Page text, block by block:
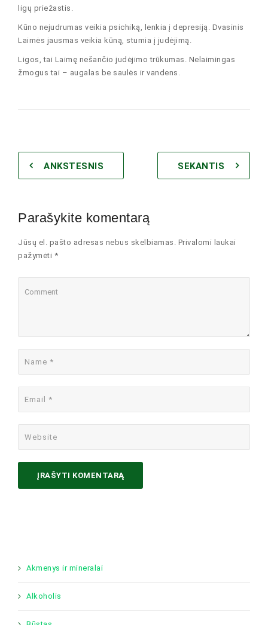
ligų priežastis.
Kūno nejudrumas veikia psichiką, lenkia į depresiją. Dvasinis
Laimės jausmas veikia kūną, stumia į judėjimą.
Ligos, tai Laimę nešančio judėjimo trūkumas. Nelaimingas
žmogus tai – augalas be saulės ir vandens.
ANKSTESNIS SEKANTIS
Parašykite komentarą
Jūsų el. pašto adresas nebus skelbiamas. Privalomi laukai
pažymėti *
Akmenys ir mineralai
Alkoholis